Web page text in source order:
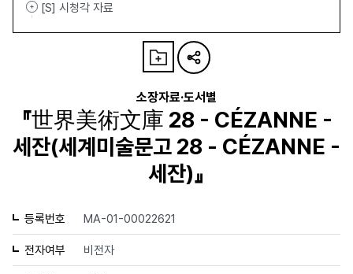
[S] 시청각 자료
소장자료·도서별
『世界美術文庫 28 - CÉZANNE -
세잔(세계미술문고 28 - CÉZANNE -
세잔)』
등록번호 MA-01-00022621
전자여부 비전자